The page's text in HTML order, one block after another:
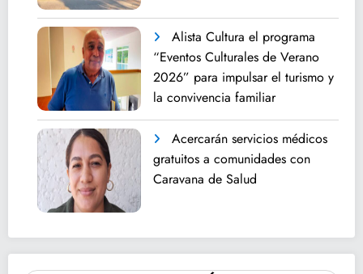
Alista Cultura el programa
“Eventos Culturales de Verano
2026” para impulsar el turismo y
la convivencia familiar
Acercarán servicios médicos
gratuitos a comunidades con
Caravana de Salud